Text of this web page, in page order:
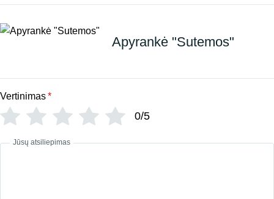
Apyrankė "Sutemos"
Vertinimas*
0/5
Jūsų atsiliepimas